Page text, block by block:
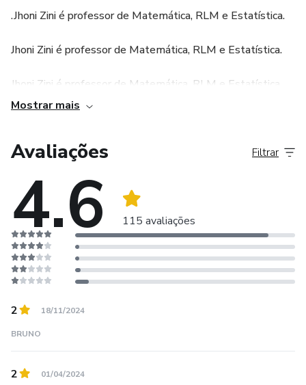
.Jhoni Zini é professor de Matemática, RLM e Estatística.
Jhoni Zini é professor de Matemática, RLM e Estatística.
Jhoni Zini é professor de Matemática, RLM e Estatística.
Jhoni Zini é professor de Matemática, RLM e Estatística.
Jhoni Zini é professor de Matemática, RLM e Estatística.
Mostrar mais
Avaliações
4.6 115 avaliações
Filtrar
2 18/11/2024
BRUNO
2 01/04/2024